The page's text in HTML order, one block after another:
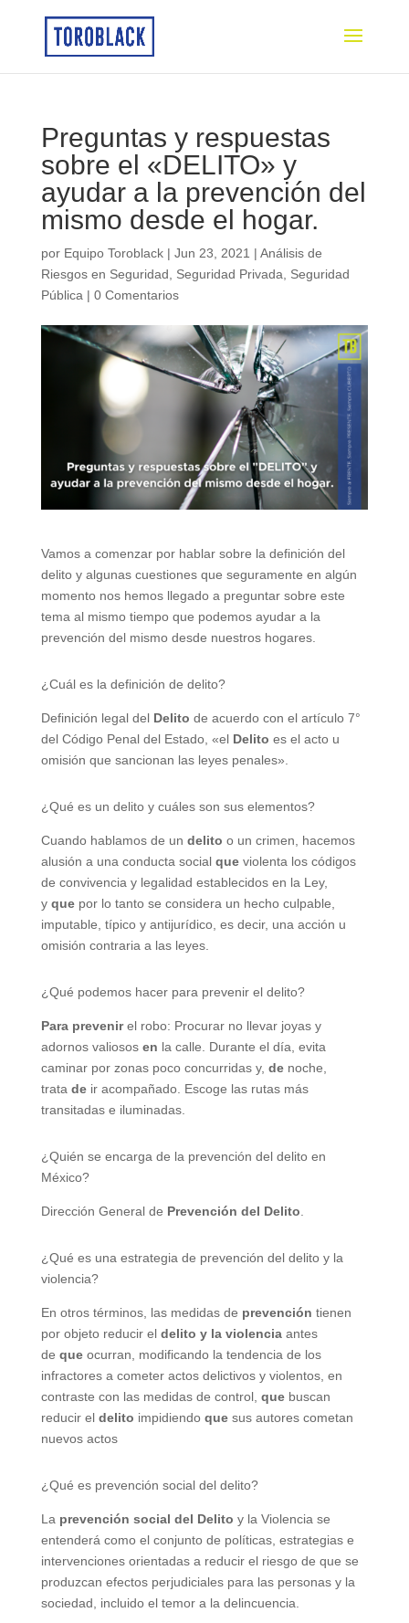
Preguntas y respuestas
sobre el «DELITO» y
ayudar a la prevención del
mismo desde el hogar.
por Equipo Toroblack| Jun 23, 2021 | Análisis de
Riesgos en Seguridad
Seguridad Privada
Seguridad
Pública | 0 Comentarios
Vamos a comenzar por hablar sobre la definición del
delito y algunas cuestiones que seguramente en algún
momento nos hemos llegado a preguntar sobre este
tema al mismo tiempo que podemos ayudar a la
prevención del mismo desde nuestros hogares.
¿Cuál es la definición de delito?
Definición legal del Delito de acuerdo con el artículo 7°
del Código Penal del Estado, «el Delito es el acto u
omisión que sancionan las leyes penales».
¿Qué es un delito y cuáles son sus elementos?
Cuando hablamos de un delito o un crimen, hacemos
alusión a una conducta social queviolenta los códigos
de convivencia y legalidad establecidos en la Ley,
y quepor lo tanto se considera un hecho culpable,
imputable, típico y antijurídico, es decir, una acción u
omisión contraria a las leyes.
¿Qué podemos hacer para prevenir el delito?
Para prevenirel robo: Procurar no llevar joyas y
adornos valiosos en la calle. Durante el día, evita
caminar por zonas poco concurridas y, denoche,
trata deir acompañado. Escoge las rutas más
transitadas e iluminadas.
¿Quién se encarga de la prevención del delito en
México?
Dirección General de Prevención del Delito
¿Qué es una estrategia de prevención del delito y la
violencia?
En otros términos, las medidas de prevención tienen
por objeto reducir el delito y la violenciaantes
de queocurran, modificando la tendencia de los
infractores a cometer actos delictivos y violentos, en
contraste con las medidas de control, quebuscan
reducir el delito impidiendo quesus autores cometan
nuevos actos
¿Qué es prevención social del delito?
La prevención social del Delito y la Violencia se
entenderá como el conjunto de políticas, estrategias e
intervenciones orientadas a reducir el riesgo de que se
produzcan efectos perjudiciales para las personas y la
sociedad, incluido el temor a la delincuencia.